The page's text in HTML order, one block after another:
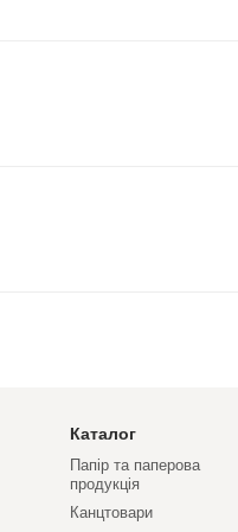
Каталог
Папір та паперова
продукція
Канцтовари